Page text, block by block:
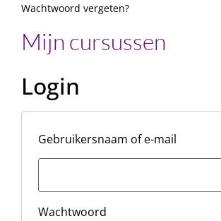
Wachtwoord vergeten?
Mijn cursussen
Login
Gebruikersnaam of e-mail
Wachtwoord